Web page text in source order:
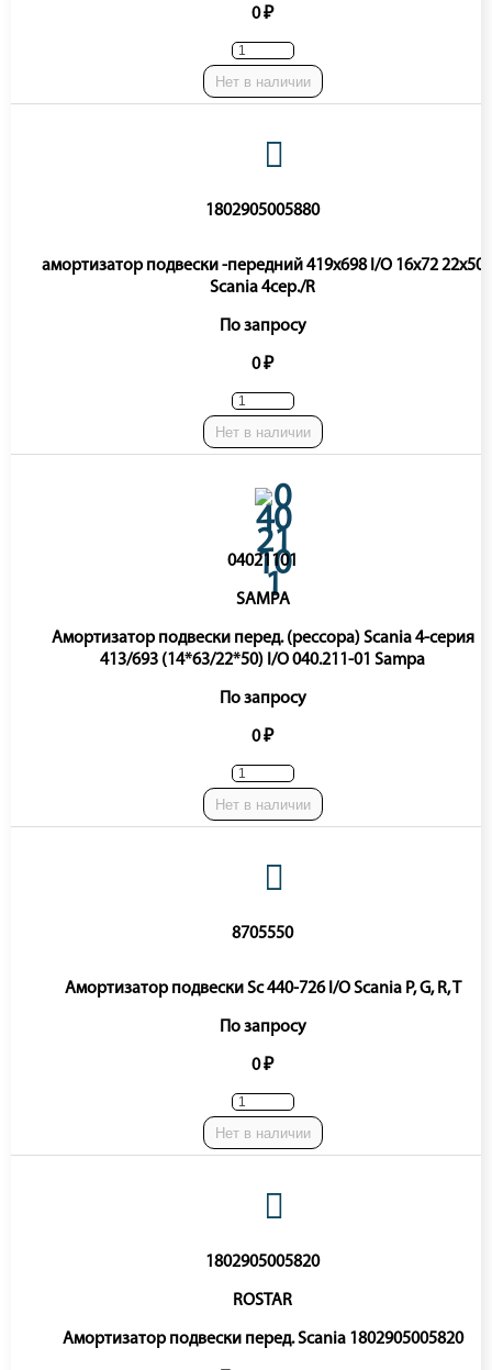
0 ₽
Нет в наличии
1802905005880
амортизатор подвески -передний 419х698 I/O 16x72 22x50
Scania 4сер./R
По запросу
0 ₽
Нет в наличии
04021101
SAMPA
Амортизатор подвески перед. (рессора) Scania 4-серия
413/693 (14*63/22*50) I/O 040.211-01 Sampa
По запросу
0 ₽
Нет в наличии
8705550
Амортизатор подвески Sc 440-726 I/O Scania P, G, R, T
По запросу
0 ₽
Нет в наличии
1802905005820
ROSTAR
Амортизатор подвески перед. Scania 1802905005820